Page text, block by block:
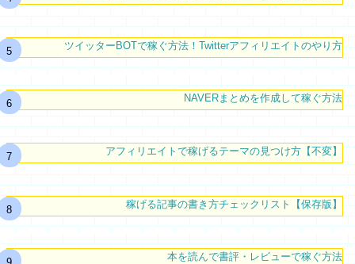
ツイッターBOTで稼ぐ方法！Twitterアフィリエイトのやり方
NAVERまとめを作成して稼ぐ方法
アフィリエイトで稼げるテーマの見つけ方【不変】
稼げる記事の書き方チェックリスト【保存版】
本を読んで書評・レビューで稼ぐ方法